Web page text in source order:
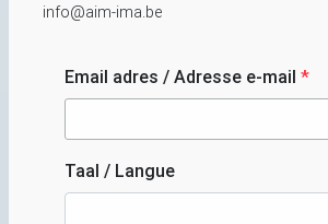
info@aim-ima.be
Email adres / Adresse e-mail *
Taal / Langue